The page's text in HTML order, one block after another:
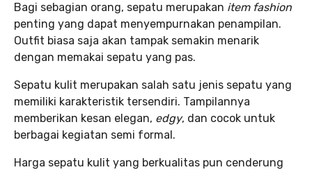
Bagi sebagian orang, sepatu merupakan item fashion
penting yang dapat menyempurnakan penampilan.
Outfit biasa saja akan tampak semakin menarik
dengan memakai sepatu yang pas.
Sepatu kulit merupakan salah satu jenis sepatu yang
memiliki karakteristik tersendiri. Tampilannya
memberikan kesan elegan, edgy, dan cocok untuk
berbagai kegiatan semi formal.
Harga sepatu kulit yang berkualitas pun cenderung